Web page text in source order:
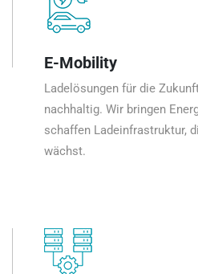
E-Mobility
Ladelösungen für die
nachhaltig. Wir bringen
schaffen Ladeinfrastruktur,
wächst.